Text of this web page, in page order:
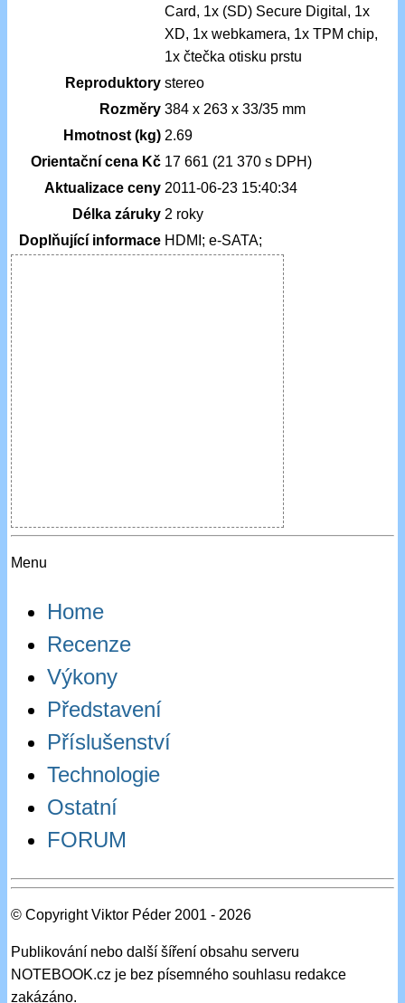
Card, 1x (SD) Secure Digital, 1x
XD, 1x webkamera, 1x TPM chip,
1x čtečka otisku prstu
Reproduktory stereo
Rozměry 384 x 263 x 33/35 mm
Hmotnost (kg) 2.69
Orientační cena Kč 17 661 (21 370 s DPH)
Aktualizace ceny 2011-06-23 15:40:34
Délka záruky 2 roky
Doplňující informace HDMI; e-SATA;
Menu
Home
Recenze
Výkony
Představení
Příslušenství
Technologie
Ostatní
FORUM
© Copyright Viktor Péder 2001 - 2026
Publikování nebo další šíření obsahu serveru
NOTEBOOK.cz je bez písemného souhlasu redakce
zakázáno.